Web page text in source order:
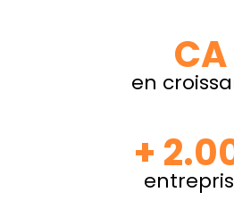
CA
en
+